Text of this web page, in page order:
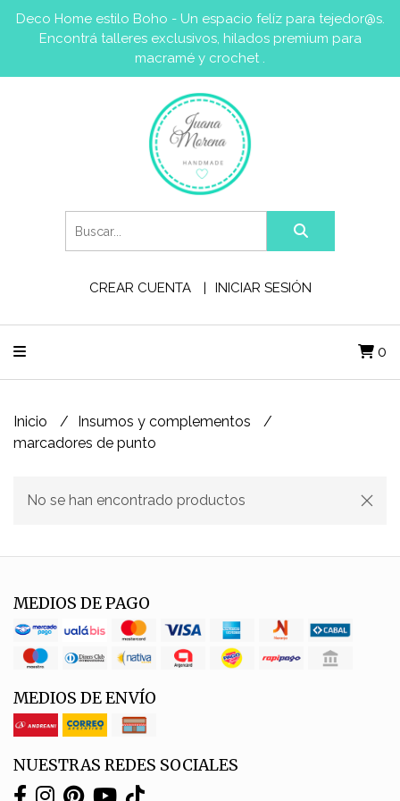
Deco Home estilo Boho - Un espacio felíz para tejedor@s.
Encontrá talleres exclusivos, hilados premium para
macramé y crochet .
CREAR CUENTA INICIAR SESIÓN
0
Inicio
Insumos y complementos
marcadores de punto
No se han encontrado productos
MEDIOS DE PAGO
MEDIOS DE ENVÍO
NUESTRAS REDES SOCIALES